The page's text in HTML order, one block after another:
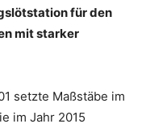
für den
mit starker
setzte Maßstäbe im
im Jahr 2015